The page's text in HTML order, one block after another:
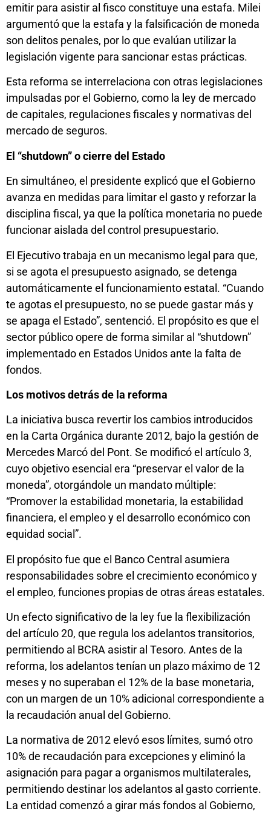
emitir para asistir al fisco constituye una estafa. Milei
argumentó que la estafa y la falsificación de moneda
son delitos penales, por lo que evalúan utilizar la
legislación vigente para sancionar estas prácticas.
Esta reforma se interrelaciona con otras legislaciones
impulsadas por el Gobierno, como la ley de mercado
de capitales, regulaciones fiscales y normativas del
mercado de seguros.
El “shutdown” o cierre del Estado
En simultáneo, el presidente explicó que el Gobierno
avanza en medidas para limitar el gasto y reforzar la
disciplina fiscal, ya que la política monetaria no puede
funcionar aislada del control presupuestario.
El Ejecutivo trabaja en un mecanismo legal para que,
si se agota el presupuesto asignado, se detenga
automáticamente el funcionamiento estatal. “Cuando
te agotas el presupuesto, no se puede gastar más y
se apaga el Estado”, sentenció. El propósito es que el
sector público opere de forma similar al “shutdown”
implementado en Estados Unidos ante la falta de
fondos.
Los motivos detrás de la reforma
La iniciativa busca revertir los cambios introducidos
en la Carta Orgánica durante 2012, bajo la gestión de
Mercedes Marcó del Pont. Se modificó el artículo 3,
cuyo objetivo esencial era “preservar el valor de la
moneda”, otorgándole un mandato múltiple:
“Promover la estabilidad monetaria, la estabilidad
financiera, el empleo y el desarrollo económico con
equidad social”.
El propósito fue que el Banco Central asumiera
responsabilidades sobre el crecimiento económico y
el empleo, funciones propias de otras áreas estatales.
Un efecto significativo de la ley fue la flexibilización
del artículo 20, que regula los adelantos transitorios,
permitiendo al BCRA asistir al Tesoro. Antes de la
reforma, los adelantos tenían un plazo máximo de 12
meses y no superaban el 12% de la base monetaria,
con un margen de un 10% adicional correspondiente a
la recaudación anual del Gobierno.
La normativa de 2012 elevó esos límites, sumó otro
10% de recaudación para excepciones y eliminó la
asignación para pagar a organismos multilaterales,
permitiendo destinar los adelantos al gasto corriente.
La entidad comenzó a girar más fondos al Gobierno,